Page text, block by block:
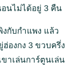
อนไม่ได้อยู่ 3 คืน
กับกำแพง แล้ว
องกง 3 ขวบครึ่ง
ขาเล่นการ์ตูนเล่น